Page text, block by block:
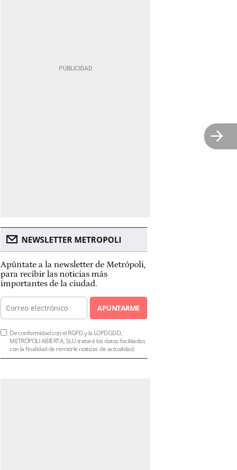
NEWSLETTER METROPOLI
Apúntate a la newsletter de Metrópoli,
para recibir las noticias más
importantes de la ciudad.
APUNTARME
De conformidad con el RGPD y la LOPDGDD,
METRÓPOLI ABIERTA, SLU tratará los datos facilitados
con la finalidad de remitirle noticias de actualidad.